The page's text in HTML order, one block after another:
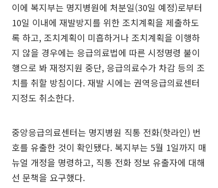
이에 복지부는 명지병원에 처분일(30일 예정)로부터
10일 이내에 재발방지를 위한 조치계획을 제출하도
록 하고, 조치계획이 미흡하거나 조치계획을 이행하
지 않을 경우에는 응급의료법에 따른 시정명령 불이
행으로 봐 재정지원 중단, 응급의료수가 차감 등의 조
치를 취할 방침이다. 재발 시에는 권역응급의료센터
지정도 취소한다.
중앙응급의료센터는 명지병원 직통 전화(핫라인) 번
호를 유출한 것이 확인됐다. 복지부는 5월 1일까지 매
뉴얼 개정을 명령하고, 직통 전화 정보 유출자에 대해
선 문책을 요구했다.